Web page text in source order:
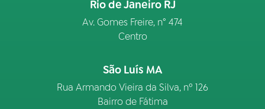
PODCASTS
Rio de Janeiro RJ
Av. Gomes Freire, n° 474
Centro
São Luís MA
Rua Armando Vieira da Silva, nº 126
Bairro de Fátima